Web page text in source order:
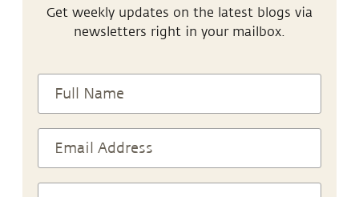
Get weekly updates on the latest blogs via
newsletters right in your mailbox.